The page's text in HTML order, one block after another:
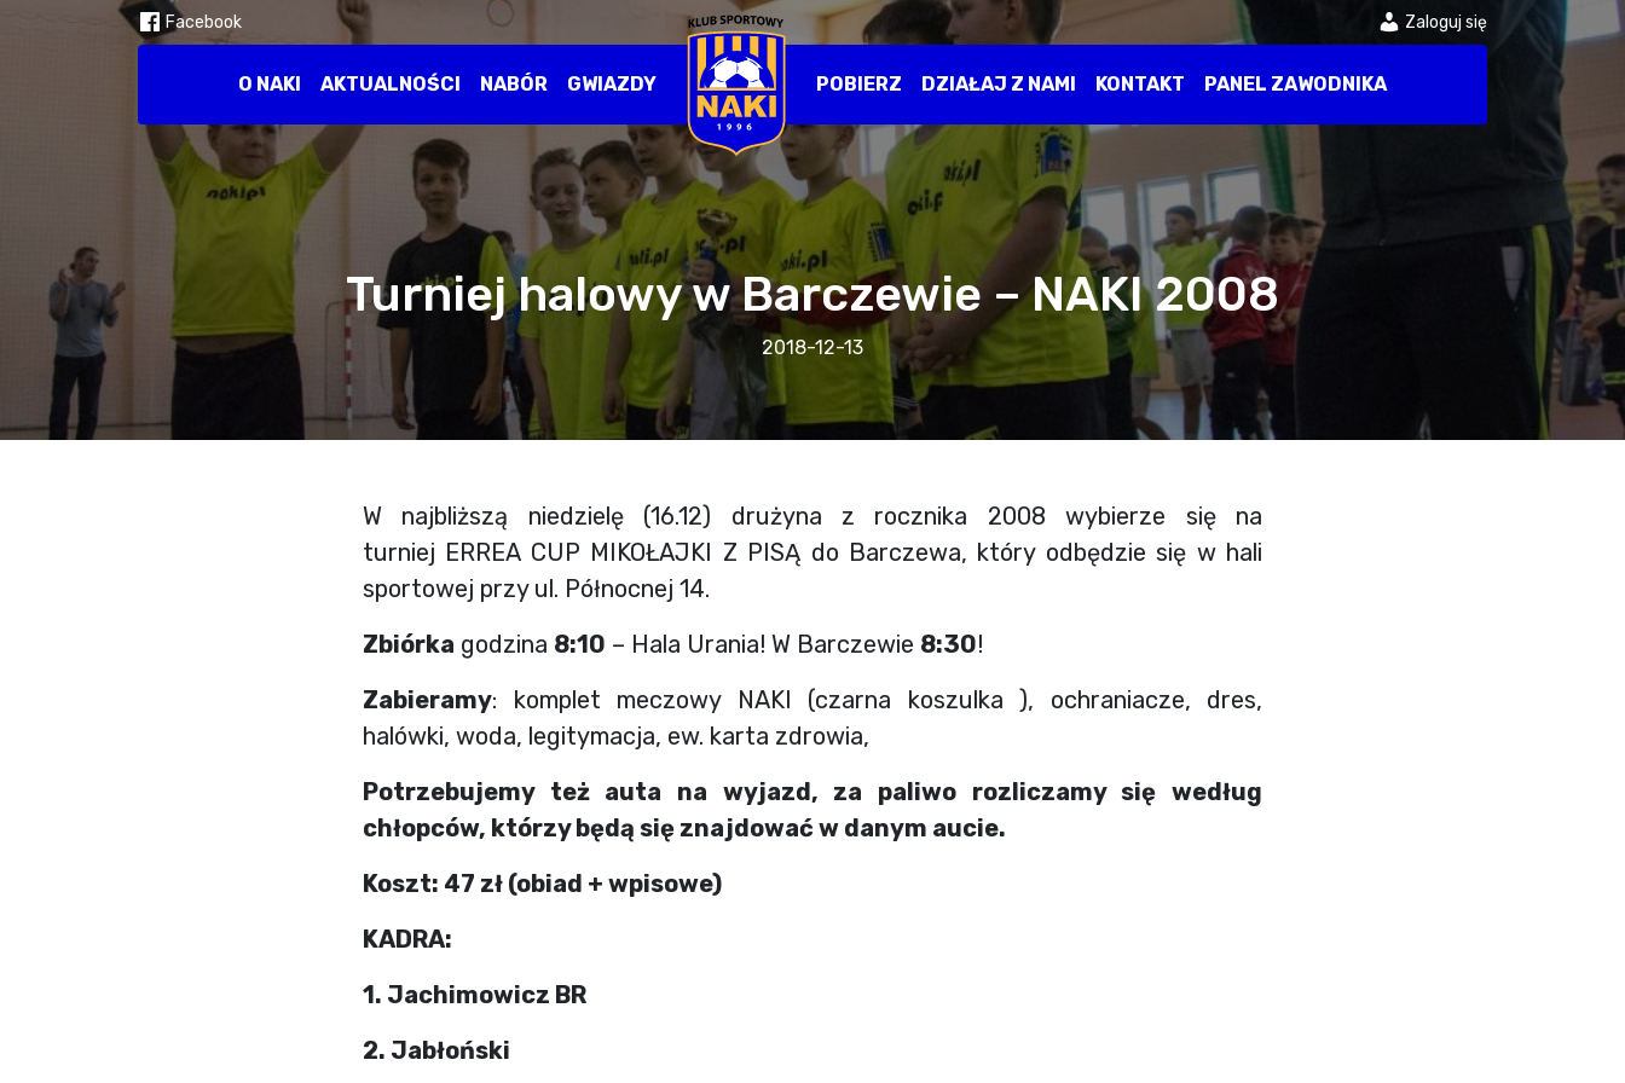
Facebook Zaloguj się
O NAKI AKTUALNOŚCI NABÓR GWIAZDY POBIERZ DZIAŁAJ Z NAMI KONTAKT PANEL ZAWODNIKA
Turniej halowy w Barczewie – NAKI 2008
2018-12-13
W najbliższą niedzielę (16.12) drużyna z rocznika 2008 wybierze się na
turniej ERREA CUP MIKOŁAJKI Z PISĄ do Barczewa, który odbędzie się w hali
sportowej przy ul. Północnej 14.
Zbiórka godzina 8:10 – Hala Urania! W Barczewie 8:30!
Zabieramy: komplet meczowy NAKI (czarna koszulka ), ochraniacze, dres,
halówki, woda, legitymacja, ew. karta zdrowia,
Potrzebujemy też auta na wyjazd, za paliwo rozliczamy się według
chłopców, którzy będą się znajdować w danym aucie.
Koszt: 47 zł (obiad + wpisowe)
KADRA:
1. Jachimowicz BR
2. Jabłoński